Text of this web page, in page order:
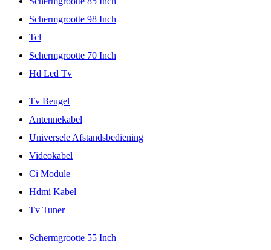
Schermgrootte 98 Inch
Tcl
Schermgrootte 70 Inch
Hd Led Tv
Tv Beugel
Antennekabel
Universele Afstandsbediening
Videokabel
Ci Module
Hdmi Kabel
Tv Tuner
Schermgrootte 55 Inch